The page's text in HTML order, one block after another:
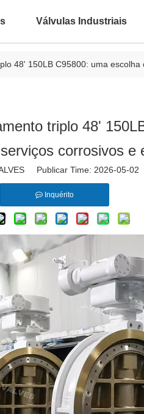
Válvulas Industriais
48' 150LB C95800: uma
triplo 48'
corrosivos e
Publicar Time: 2026-05-
Inquérito